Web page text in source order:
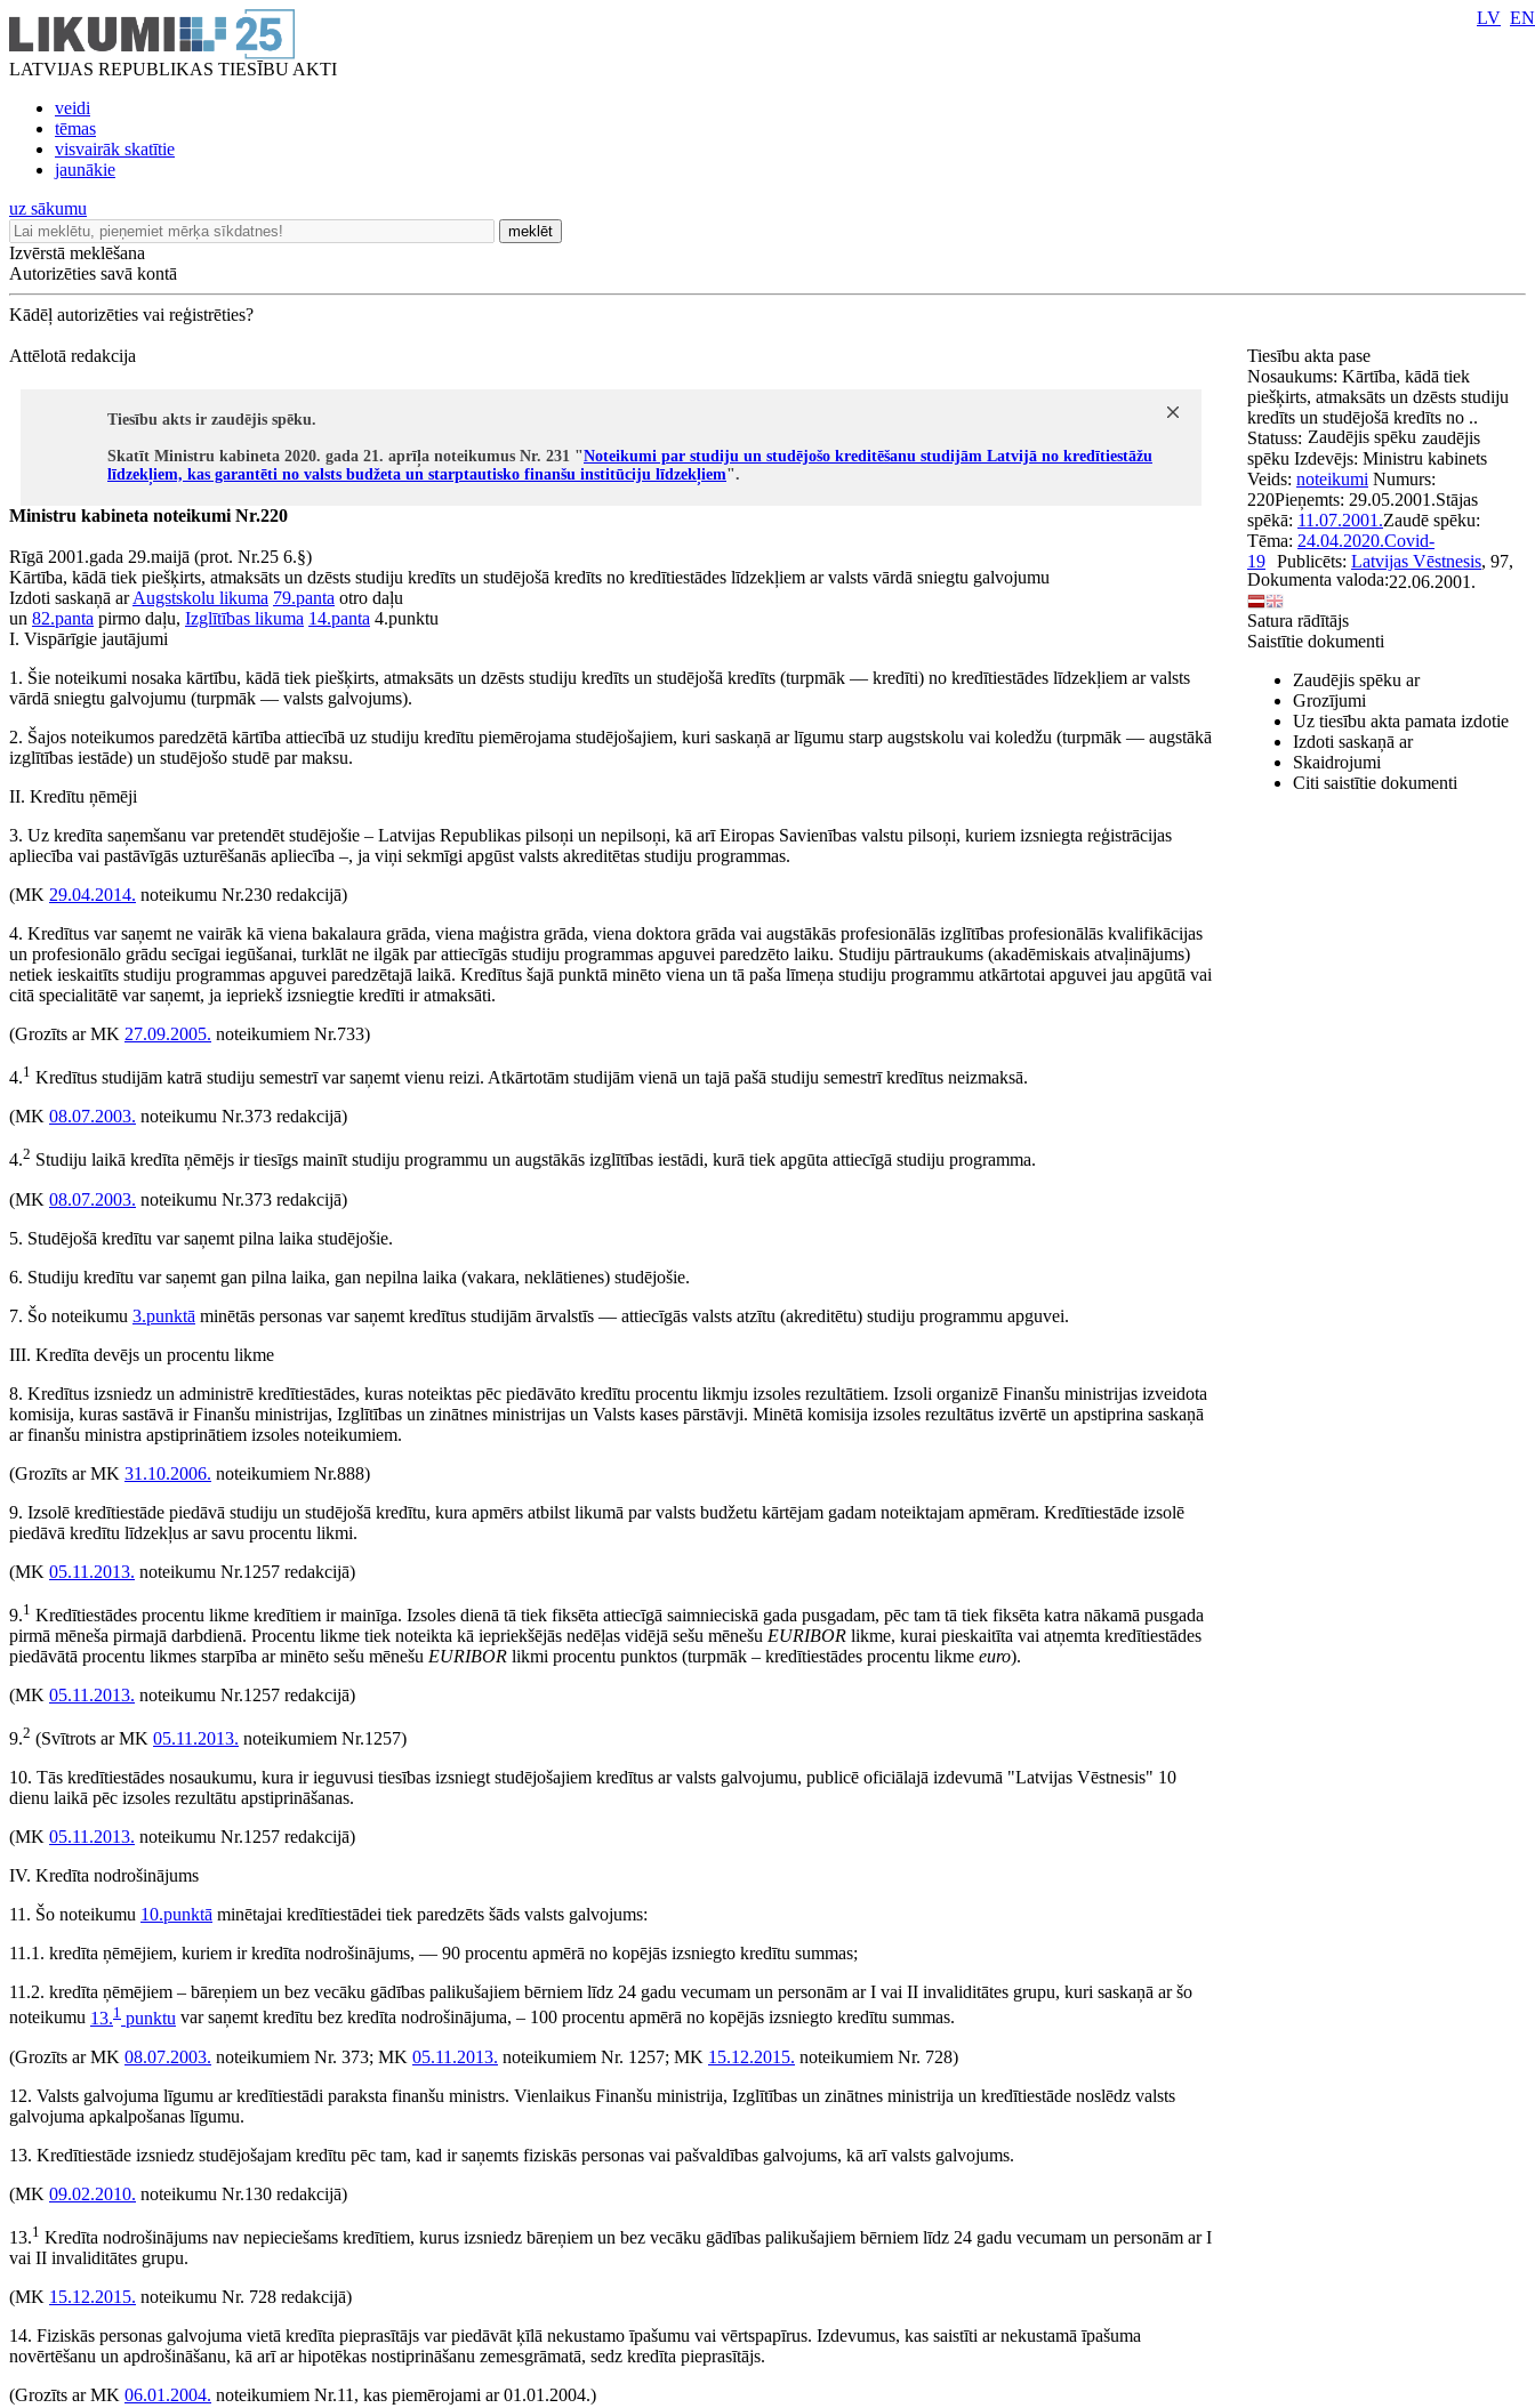
LATVIJAS REPUBLIKAS TIESĪBU AKTI
veidi
tēmas
visvairāk skatītie
jaunākie
LV EN
uz sākumu
meklēt
Izvērstā meklēšana
Autorizēties savā kontā
Kādēļ autorizēties vai reģistrēties?
Attēlotā redakcija
Tiesību akts ir zaudējis spēku.
Skatīt Ministru kabineta 2020. gada 21. aprīļa noteikumus Nr. 231 "Noteikumi par studiju un studējošo kreditēšanu studijām Latvijā no kredītiestāžu
līdzekļiem, kas garantēti no valsts budžeta un starptautisko finanšu institūciju līdzekļiem".
Ministru kabineta noteikumi Nr.220
Rīgā 2001.gada 29.maijā (prot. Nr.25 6.§)
Kārtība, kādā tiek piešķirts, atmaksāts un dzēsts studiju kredīts un studējošā kredīts no kredītiestādes līdzekļiem ar valsts vārdā sniegtu galvojumu
Izdoti saskaņā arAugstskolu likuma 79.panta otro daļu
un 82.panta pirmo daļu, Izglītības likuma 14.panta 4.punktu
I. Vispārīgie jautājumi
1. Šie noteikumi nosaka kārtību, kādā tiek piešķirts, atmaksāts un dzēsts studiju kredīts un studējošā kredīts (turpmāk — kredīti) no kredītiestādes līdzekļiem ar valsts
vārdā sniegtu galvojumu (turpmāk — valsts galvojums).
2. Šajos noteikumos paredzētā kārtība attiecībā uz studiju kredītu piemērojama studējošajiem, kuri saskaņā ar līgumu starp augstskolu vai koledžu (turpmāk — augstākā
izglītības iestāde) un studējošo studē par maksu.
II. Kredītu ņēmēji
3. Uz kredīta saņemšanu var pretendēt studējošie – Latvijas Republikas pilsoņi un nepilsoņi, kā arī Eiropas Savienības valstu pilsoņi, kuriem izsniegta reģistrācijas
apliecība vai pastāvīgās uzturēšanās apliecība –, ja viņi sekmīgi apgūst valsts akreditētas studiju programmas.
(MK 29.04.2014. noteikumu Nr.230 redakcijā)
4. Kredītus var saņemt ne vairāk kā viena bakalaura grāda, viena maģistra grāda, viena doktora grāda vai augstākās profesionālās izglītības profesionālās kvalifikācijas
un profesionālo grādu secīgai iegūšanai, turklāt ne ilgāk par attiecīgās studiju programmas apguvei paredzēto laiku. Studiju pārtraukums (akadēmiskais atvaļinājums)
netiek ieskaitīts studiju programmas apguvei paredzētajā laikā. Kredītus šajā punktā minēto viena un tā paša līmeņa studiju programmu atkārtotai apguvei jau apgūtā vai
citā specialitātē var saņemt, ja iepriekš izsniegtie kredīti ir atmaksāti.
(Grozīts ar MK 27.09.2005. noteikumiem Nr.733)
4.1 Kredītus studijām katrā studiju semestrī var saņemt vienu reizi. Atkārtotām studijām vienā un tajā pašā studiju semestrī kredītus neizmaksā.
(MK 08.07.2003. noteikumu Nr.373 redakcijā)
4.2 Studiju laikā kredīta ņēmējs ir tiesīgs mainīt studiju programmu un augstākās izglītības iestādi, kurā tiek apgūta attiecīgā studiju programma.
(MK 08.07.2003. noteikumu Nr.373 redakcijā)
5. Studējošā kredītu var saņemt pilna laika studējošie.
6. Studiju kredītu var saņemt gan pilna laika, gan nepilna laika (vakara, neklātienes) studējošie.
7. Šo noteikumu 3.punktā minētās personas var saņemt kredītus studijām ārvalstīs — attiecīgās valsts atzītu (akreditētu) studiju programmu apguvei.
III. Kredīta devējs un procentu likme
8. Kredītus izsniedz un administrē kredītiestādes, kuras noteiktas pēc piedāvāto kredītu procentu likmju izsoles rezultātiem. Izsoli organizē Finanšu ministrijas izveidota
komisija, kuras sastāvā ir Finanšu ministrijas, Izglītības un zinātnes ministrijas un Valsts kases pārstāvji. Minētā komisija izsoles rezultātus izvērtē un apstiprina saskaņā
ar finanšu ministra apstiprinātiem izsoles noteikumiem.
(Grozīts ar MK 31.10.2006. noteikumiem Nr.888)
9. Izsolē kredītiestāde piedāvā studiju un studējošā kredītu, kura apmērs atbilst likumā par valsts budžetu kārtējam gadam noteiktajam apmēram. Kredītiestāde izsolē
piedāvā kredītu līdzekļus ar savu procentu likmi.
(MK 05.11.2013. noteikumu Nr.1257 redakcijā)
9.1 Kredītiestādes procentu likme kredītiem ir mainīga. Izsoles dienā tā tiek fiksēta attiecīgā saimnieciskā gada pusgadam, pēc tam tā tiek fiksēta katra nākamā pusgada
pirmā mēneša pirmajā darbdienā. Procentu likme tiek noteikta kā iepriekšējās nedēļas vidējā sešu mēnešu EURIBOR likme, kurai pieskaitīta vai atņemta kredītiestādes
piedāvātā procentu likmes starpība ar minēto sešu mēnešu EURIBOR likmi procentu punktos (turpmāk – kredītiestādes procentu likme euro).
(MK 05.11.2013. noteikumu Nr.1257 redakcijā)
9.2 (Svītrots ar MK 05.11.2013. noteikumiem Nr.1257)
10. Tās kredītiestādes nosaukumu, kura ir ieguvusi tiesības izsniegt studējošajiem kredītus ar valsts galvojumu, publicē oficiālajā izdevumā "Latvijas Vēstnesis" 10
dienu laikā pēc izsoles rezultātu apstiprināšanas.
(MK 05.11.2013. noteikumu Nr.1257 redakcijā)
IV. Kredīta nodrošinājums
11. Šo noteikumu 10.punktā minētajai kredītiestādei tiek paredzēts šāds valsts galvojums:
11.1. kredīta ņēmējiem, kuriem ir kredīta nodrošinājums, — 90 procentu apmērā no kopējās izsniegto kredītu summas;
11.2. kredīta ņēmējiem – bāreņiem un bez vecāku gādības palikušajiem bērniem līdz 24 gadu vecumam un personām ar I vai II invaliditātes grupu, kuri saskaņā ar šo
noteikumu 13.1 punktu var saņemt kredītu bez kredīta nodrošinājuma, – 100 procentu apmērā no kopējās izsniegto kredītu summas.
(Grozīts ar MK 08.07.2003. noteikumiem Nr. 373; MK 05.11.2013. noteikumiem Nr. 1257; MK 15.12.2015. noteikumiem Nr. 728)
12. Valsts galvojuma līgumu ar kredītiestādi paraksta finanšu ministrs. Vienlaikus Finanšu ministrija, Izglītības un zinātnes ministrija un kredītiestāde noslēdz valsts
galvojuma apkalpošanas līgumu.
13. Kredītiestāde izsniedz studējošajam kredītu pēc tam, kad ir saņemts fiziskās personas vai pašvaldības galvojums, kā arī valsts galvojums.
(MK 09.02.2010. noteikumu Nr.130 redakcijā)
13.1 Kredīta nodrošinājums nav nepieciešams kredītiem, kurus izsniedz bāreņiem un bez vecāku gādības palikušajiem bērniem līdz 24 gadu vecumam un personām ar I
vai II invaliditātes grupu.
(MK 15.12.2015. noteikumu Nr. 728 redakcijā)
14. Fiziskās personas galvojuma vietā kredīta pieprasītājs var piedāvāt ķīlā nekustamo īpašumu vai vērtspapīrus. Izdevumus, kas saistīti ar nekustamā īpašuma
novērtēšanu un apdrošināšanu, kā arī ar hipotēkas nostiprināšanu zemesgrāmatā, sedz kredīta pieprasītājs.
(Grozīts ar MK 06.01.2004. noteikumiem Nr.11, kas piemērojami ar 01.01.2004.)
Tiesību akta pase
Nosaukums: Kārtība, kādā tiek
piešķirts, atmaksāts un dzēsts studiju
kredīts un studējošā kredīts no ..
Statuss: Zaudējis spēku zaudējis
spēku Izdevējs: Ministru kabinets
Veids: noteikumi Numurs:
220Pieņemts: 29.05.2001.Stājas
spēkā: 11.07.2001.Zaudē spēku:
24.04.2020.
Tēma:
Covid-
19 Publicēts: Latvijas Vēstnesis, 97,
22.06.2001.
Dokumenta valoda:
Satura rādītājs
Saistītie dokumenti
Zaudējis spēku ar
Grozījumi
Uz tiesību akta pamata izdotie
Izdoti saskaņā ar
Skaidrojumi
Citi saistītie dokumenti